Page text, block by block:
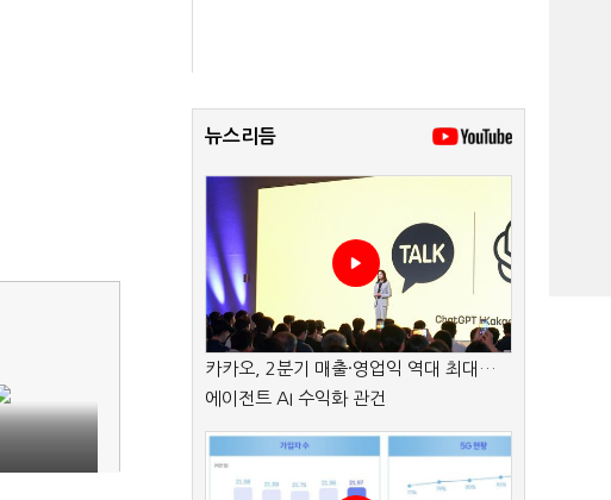
뉴스리듬
카카오, 2분기 매출·영업익 역대 최대…
에이전트 AI 수익화 관건